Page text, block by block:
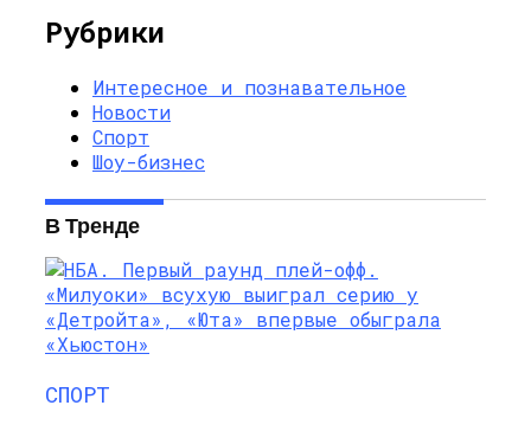
Рубрики
Интересное и познавательное
Новости
Спорт
Шоу-бизнес
В Тренде
СПОРТ